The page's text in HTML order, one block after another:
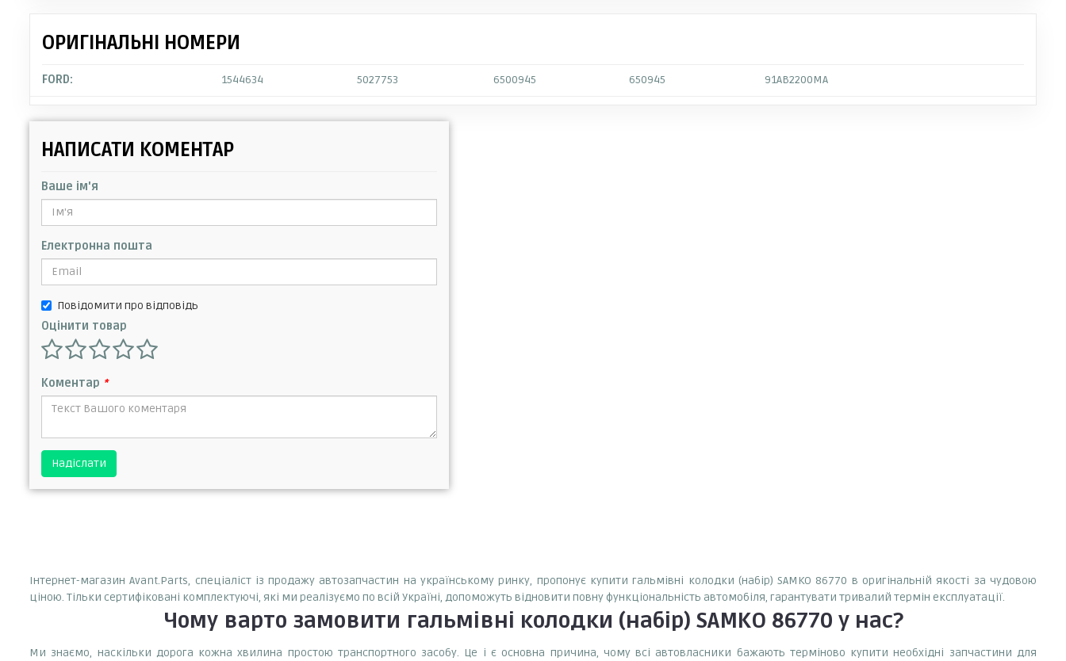
ОРИГІНАЛЬНІ НОМЕРИ
FORD: 1544634 5027753 6500945 650945 91AB2200MA
НАПИСАТИ КОМЕНТАР
Ваше ім'я
Електронна пошта
Повідомити про відповідь
Оцінити товар
Коментар *
Надіслати
Інтернет-магазин Avant.Parts, спеціаліст із продажу автозапчастин на українському ринку, пропонує купити гальмівні колодки (набір) SAMKO 86770 в оригінальній якості за чудовою
ціною. Тільки сертифіковані комплектуючі, які ми реалізуємо по всій Україні, допоможуть відновити повну функціональність автомобіля, гарантувати тривалий термін експлуатації.
Чому варто замовити гальмівні колодки (набір) SAMKO 86770 у нас?
Ми знаємо, наскільки дорога кожна хвилина простою транспортного засобу. Це і є основна причина, чому всі автовласники бажають терміново купити необхідні запчастини для